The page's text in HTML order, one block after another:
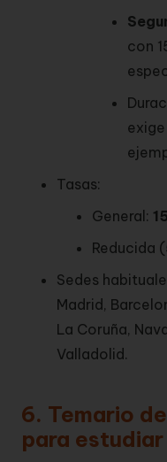
con
Tasas:
General:
Reducida
Sedes
Madrid,
La Coruña,
Valladolid.
6. Temario
para estudiar